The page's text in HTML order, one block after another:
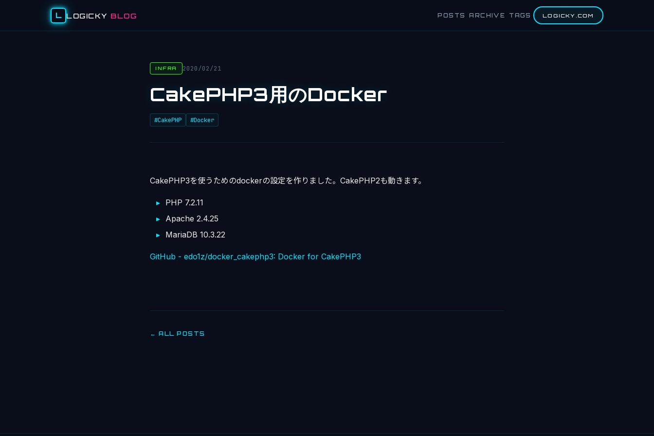
L LOGICKY BLOG POSTS ARCHIVE TAGS LOGICKY.COM
INFRA 2020/02/21
CakePHP3用のDocker
#CakePHP #Docker
CakePHP3を使うためのdockerの設定を作りました。CakePHP2も動きます。
PHP 7.2.11
Apache 2.4.25
MariaDB 10.3.22
GitHub - edo1z/docker_cakephp3: Docker for CakePHP3
← ALL POSTS